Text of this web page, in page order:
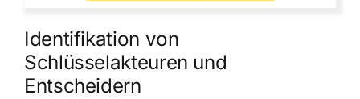
Identifikation von
Schlüsselakteuren und
Entscheidern